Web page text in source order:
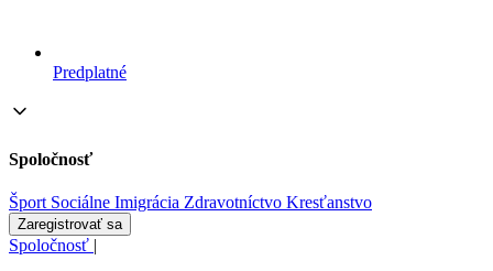
Predplatné
Spoločnosť
Šport Sociálne Imigrácia Zdravotníctvo Kresťanstvo
Zaregistrovať sa
Spoločnosť |